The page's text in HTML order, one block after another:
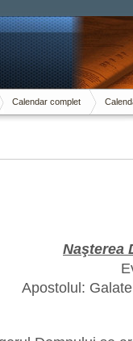
Calendar complet
Naşterea
Apostolul: